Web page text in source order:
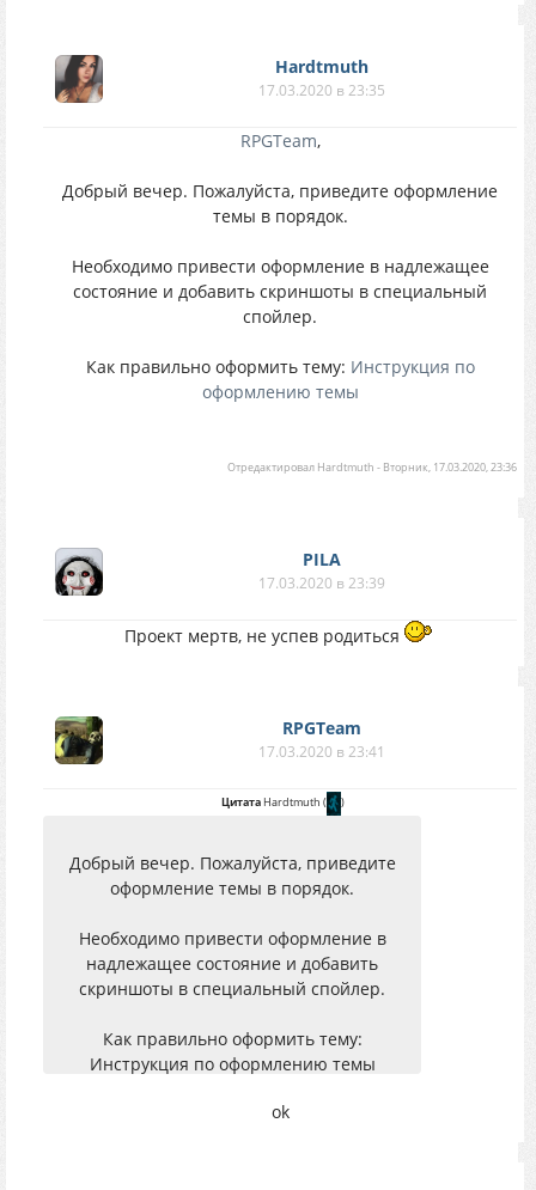
Hardtmuth
17.03.2020 в 23:35
RPGTeam,
Добрый вечер. Пожалуйста, приведите оформление
темы в порядок.
Необходимо привести оформление в надлежащее
состояние и добавить скриншоты в специальный
спойлер.
Как правильно оформить тему: Инструкция по
оформлению темы
Отредактировал Hardtmuth - Вторник, 17.03.2020, 23:36
PILA
17.03.2020 в 23:39
Проект мертв, не успев родиться
RPGTeam
17.03.2020 в 23:41
ЦитатаHardtmuth ( )
Добрый вечер. Пожалуйста, приведите
оформление темы в порядок.
Необходимо привести оформление в
надлежащее состояние и добавить
скриншоты в специальный спойлер.
Как правильно оформить тему:
Инструкция по оформлению темы
ok